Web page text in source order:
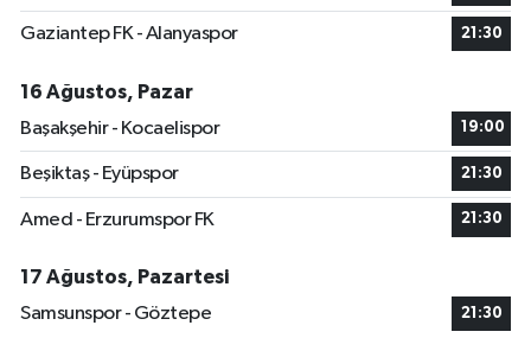
Gaziantep FK - Alanyaspor 21:30
16 Ağustos, Pazar
Başakşehir - Kocaelispor
19:00
Beşiktaş - Eyüpspor 21:30
Amed - Erzurumspor FK 21:30
17 Ağustos, Pazartesi
Samsunspor - Göztepe
21:30